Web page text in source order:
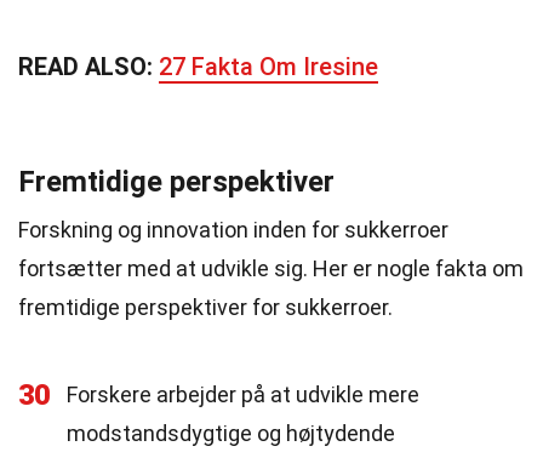
READ ALSO: 27 Fakta Om Iresine
Fremtidige perspektiver
Forskning og innovation inden for sukkerroer
fortsætter med at udvikle sig. Her er nogle fakta om
fremtidige perspektiver for sukkerroer.
30
Forskere arbejder på at udvikle mere
modstandsdygtige og højtydende